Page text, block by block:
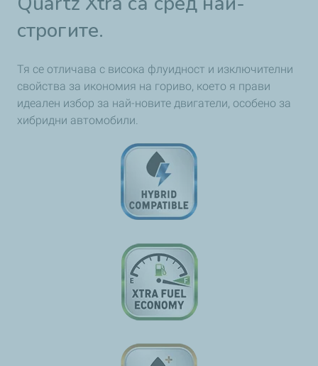
строгите.
Тя се отличава с висока флуидност и изключителни
свойства за икономия на гориво, което я прави
идеален избор за най-новите двигатели, особено за
хибридни автомобили.